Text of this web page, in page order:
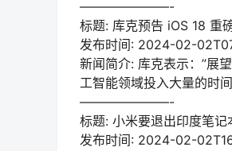
———————-
标题: 库克预告 iOS 18 重
发布时间: 2024-02-
新闻简介: 库克表示：”展
工智能领域投入大量的时
———————-
标题: 小米要退出印度笔
发布时间: 2024-02-